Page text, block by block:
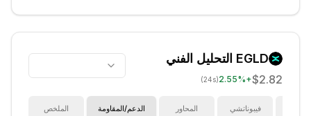
EGLD التحليل الفني
$2.82
+
2.55%
(24s)
الملخص الدعم/المقاومة المحاور فيبوناتشي